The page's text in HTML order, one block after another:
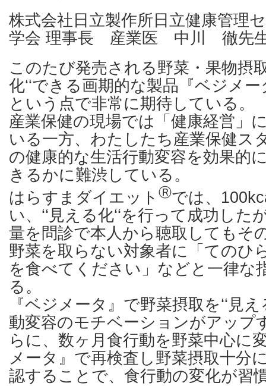
株式会社日立製作所日立健康管理
学会 理事長 産業医 中川 徹先
このたび発売される野菜・果物摂
化‘‘できる画期的な製品『ベジメ
という点で非常に期待している。
産業保健の現場では「健康経営」
いる一方、わたしたち産業保健ス
の健康的な生活行動変容を効果的
きるかに難渋している。
はらすまダイエット Ⓡでは、
い、‘‘見える化‘‘を行って成功した
量を問診で本人から聴取してもそ
野菜を取らない対象者に「てのひ
を食べてください」などと一律な
る。
『ベジメータ』で野菜摂取を‘‘見
動変容のモチベーションがアップ
らに、数ヶ月食行動を野菜中心に
メータ』で再検査し野菜摂取十分
認することで、食行動の変化が習